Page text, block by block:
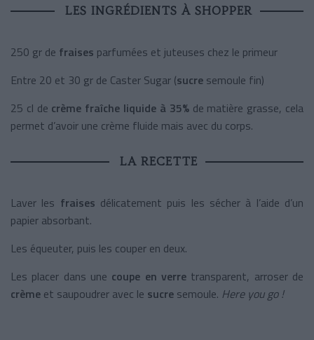
LES INGRÉDIENTS À SHOPPER
250 gr de fraises parfumées et juteuses chez le primeur
Entre 20 et 30 gr de Caster Sugar (sucre semoule fin)
25 cl de crème fraîche liquide à 35%de matière grasse, cela
permet d’avoir une crème fluide mais avec du corps.
LA RECETTE
Laver les fraises délicatement puis les sécher à l’aide d’un
papier absorbant.
Les équeuter, puis les couper en deux.
Les placer dans une coupe en verre transparent, arroser de
crème et saupoudrer avec le sucre semoule. Here you go !